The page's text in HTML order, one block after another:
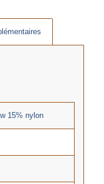
15% nylon